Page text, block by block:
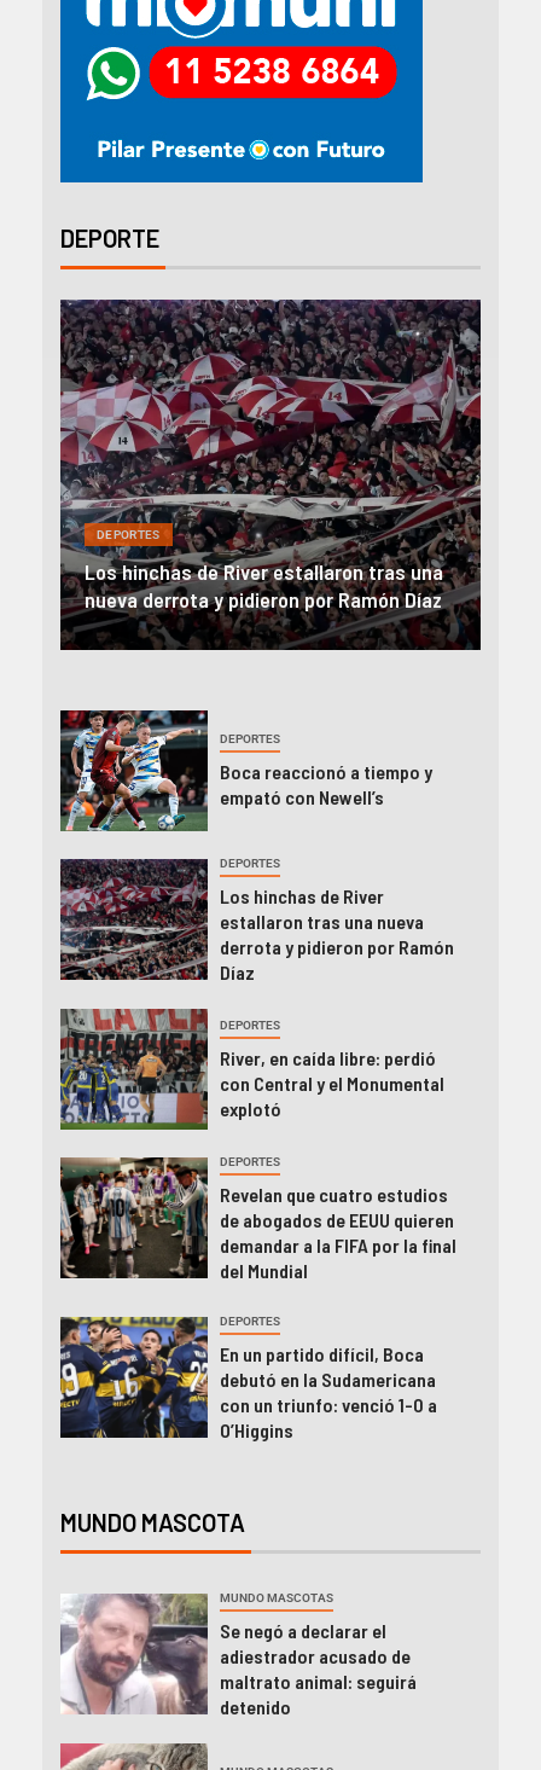
DEPORTE
tras una
Díaz
DEPORTES
River, en caída libre: perdió con Central y
el Monumental explotó
DEPORTES
Boca reaccionó a tiempo y
empató con Newell’s
DEPORTES
Los hinchas de River
estallaron tras una nueva
derrota y pidieron por Ramón
Díaz
DEPORTES
River, en caída libre: perdió
con Central y el Monumental
explotó
DEPORTES
Revelan que cuatro estudios
de abogados de EEUU quieren
demandar a la FIFA por la final
del Mundial
DEPORTES
En un partido difícil, Boca
debutó en la Sudamericana
con un triunfo: venció 1-0 a
O’Higgins
MUNDO MASCOTA
MUNDO MASCOTAS
Se negó a declarar el
adiestrador acusado de
maltrato animal: seguirá
detenido